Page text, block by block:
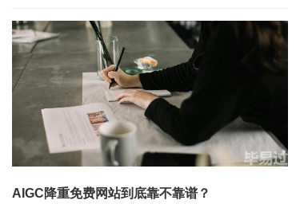
AIGC降重免费网站到底靠不靠谱？